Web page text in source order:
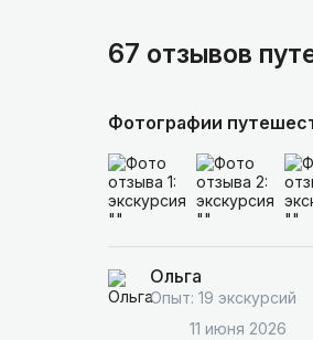
67 отзывов
Фотографии
Ольга
Опыт: 19 экскурсий
11 июня 2026